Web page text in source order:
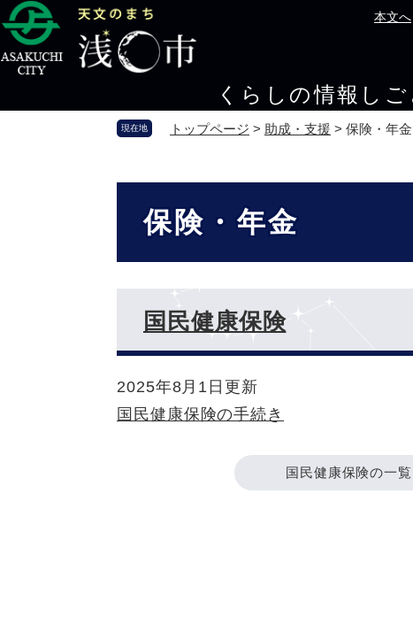
ペ
ー
ジ
メ
ニ
ュ
本文へ
くらしの情報 し
現在地 トップページ > 助成・支援 > 保険・年金
保険・年金
国民健康保険
2025年8月1日更新
国民健康保険の手続き
国民健康保険の一覧